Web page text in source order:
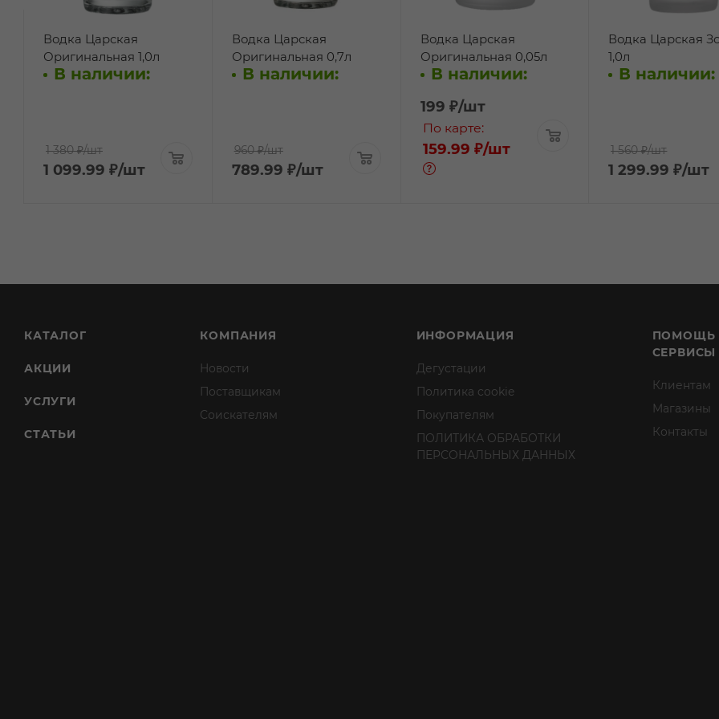
Водка Царская
Оригинальная 1,0л
В наличии:
1 380 ₽/шт
1 099.99 ₽/шт
Водка Царская
Оригинальная 0,7л
В наличии:
960 ₽/шт
789.99 ₽/шт
Водка Царская
Оригинальная 0,05л
В наличии:
199 ₽/шт
По карте:
159.99 ₽/шт
Водка Царская
1,0л
В наличии:
1 560 ₽/шт
1 299.99 ₽/шт
КАТАЛОГ
АКЦИИ
УСЛУГИ
СТАТЬИ
КОМПАНИЯ
Новости
Поставщикам
Соискателям
ИНФОРМАЦИЯ
Дегустации
Политика cookie
Покупателям
ПОЛИТИКА ОБРАБОТКИ
ПЕРСОНАЛЬНЫХ ДАННЫХ
ПОМОЩЬ
СЕРВИСЫ
Клиентам
Магазины
Контакты